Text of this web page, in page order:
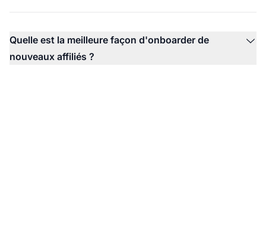
Quelle est la meilleure façon d'onboarder de
nouveaux affiliés ?